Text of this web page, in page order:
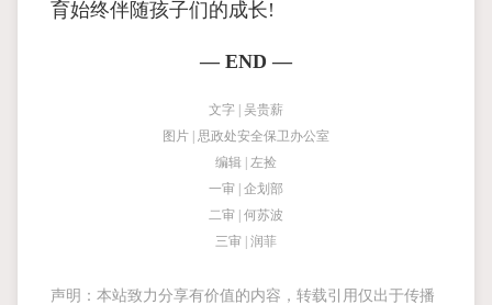
育始终伴随孩子们的成长!
— END —
文字 | 吴贵薪
图片 | 思政处安全保卫办公室
编辑 | 左捡
一审 | 企划部
二审 | 何苏波
三审 | 润菲
声明：本站致力分享有价值的内容，转载引用仅出于传播